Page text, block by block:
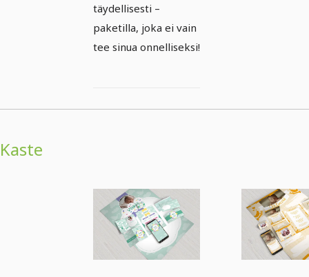
täydellisesti –
paketilla, joka ei vain
tee sinua onnelliseksi!
Kaste